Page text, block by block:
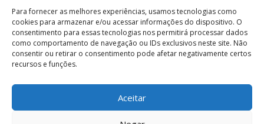
Para fornecer as melhores experiências, usamos tecnologias como
cookies para armazenar e/ou acessar informações do dispositivo. O
consentimento para essas tecnologias nos permitirá processar dados
como comportamento de navegação ou IDs exclusivos neste site. Não
consentir ou retirar o consentimento pode afetar negativamente certos
recursos e funções.
Aceitar
D
1
2
3 4 5 6 7
8
9
10
16
17 18 19 20 21
22
26